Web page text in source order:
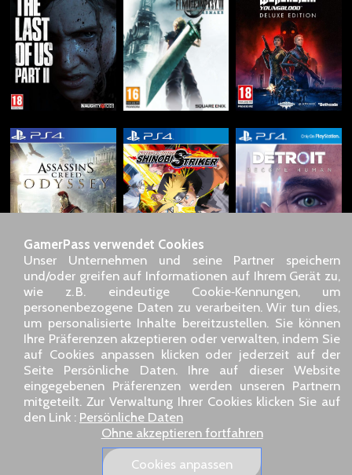
GamerPass verwendet Cookies
Unser Unternehmen und seine Partner speichern
und/oder greifen auf Informationen auf Ihrem Gerät zu,
wie z. B. eindeutige Cookie‑Kennungen, um
personenbezogene Daten zu verarbeiten. Wir tun dies,
um personalisierte Inhalte bereitzustellen. Sie können
Ihre Präferenzen akzeptieren oder verwalten, indem Sie
auf Cookies anpassen klicken oder jederzeit auf der
Seite Persönliche Daten. Ihre auf dieser Website
eingegebenen Präferenzen werden unseren Partnern
mitgeteilt. Zur Verwaltung Ihrer Cookies klicken Sie auf
den Link : Persönliche Daten
Ohne akzeptieren fortfahren
Cookies anpassen
SARL GDN GamerPass, Kundenservice telefonisch : +33 1 85
09 18 80
Unsere Adresse : 5 chemin de Daru 26100 Romans sur Isère
(France)
Unsere E-Mail-Adresse :pro@gamerpass.de
Startseite-Kundenbereich-Kontakt- Impressum
Persönliche Daten-Allgemeine Geschäftsbedingungen
Rückgabe & Erstattung
Über uns
Lieferbedingungen